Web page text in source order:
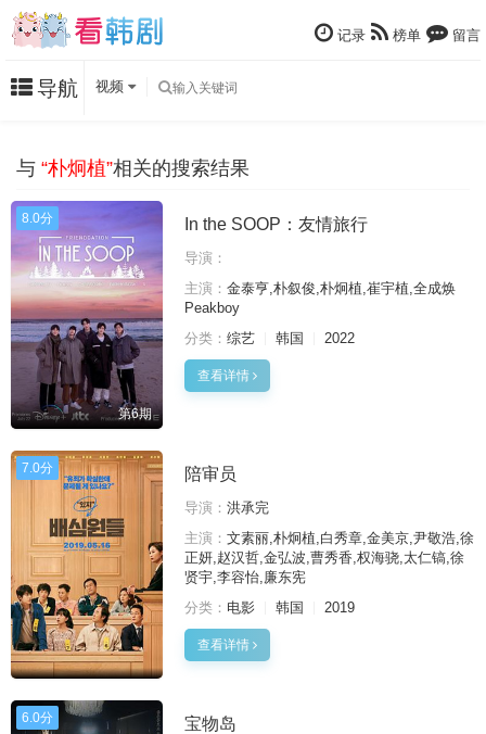
记录 榜单 留言
导航 视频
与 “朴炯植”相关的搜索结果
8.0分
第6期
In the SOOP：友情旅行
导演：
主演： 金泰亨,朴叙俊,朴炯植,崔宇植,全成焕
Peakboy
分类： 综艺 韩国 2022
查看详情
7.0分 陪审员
导演： 洪承完
主演： 文素丽,朴炯植,白秀章,金美京,尹敬浩,徐
正妍,赵汉哲,金弘波,曹秀香,权海骁,太仁镐,徐
贤宇,李容怡,廉东宪
分类： 电影 韩国 2019
查看详情
6.0分 宝物岛